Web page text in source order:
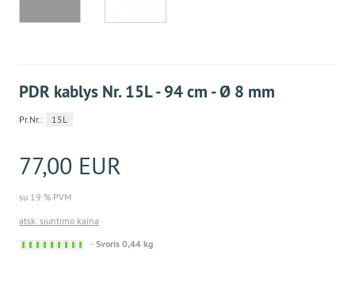
PDR kablys Nr. 15L - 94 cm - Ø 8 mm
Pr.Nr.: 15L
77,00 EUR
su 19 % PVM
atsk. siuntimo kaina
Sofort
Svoris 0,44 kg